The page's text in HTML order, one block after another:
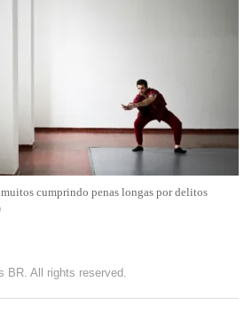
cumprindo penas longas por delitos
BR. All rights reserved.